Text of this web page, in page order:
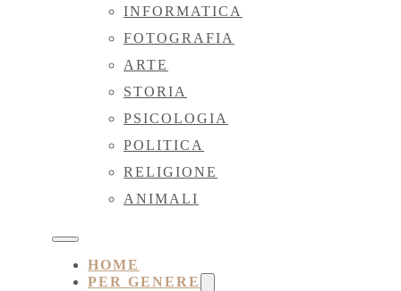
INFORMATICA
FOTOGRAFIA
ARTE
STORIA
PSICOLOGIA
POLITICA
RELIGIONE
ANIMALI
HOME
PER GENERE